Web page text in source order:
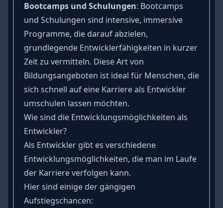
Bootcamps und Schulungen: Bootcamps
und Schulungen sind intensive, immersive
Programme, die darauf abzielen,
grundlegende Entwicklerfähigkeiten in kurzer
Zeit zu vermitteln. Diese Art von
Bildungsangeboten ist ideal für Menschen, die
sich schnell auf eine Karriere als Entwickler
umschulen lassen möchten.
Wie sind die Entwicklungsmöglichkeiten als
Entwickler?
Als Entwickler gibt es verschiedene
Entwicklungsmöglichkeiten, die man im Laufe
der Karriere verfolgen kann.
Hier sind einige der gängigen
Aufstiegschancen: